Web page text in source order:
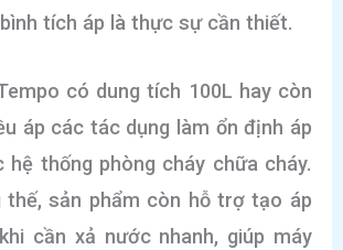
tích áp là thực sự cần thiết.
có dung tích 100L hay còn
áp các tác dụng làm ổn định áp
hệ thống phòng cháy chữa cháy.
thế, sản phẩm còn hỗ trợ tạo áp
cần xả nước nhanh, giúp máy